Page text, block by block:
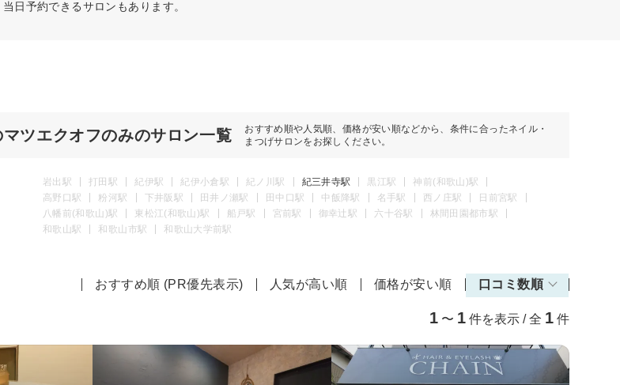
日予約できるサロンもあります。
ツエクオフのみのサロン一覧
おすすめ順や人気順、価格が安い順などから、条件に合ったネイル・
まつげサロンをお探しください。
岩出駅 打田駅 紀伊駅 紀伊小倉駅 紀ノ川駅 紀三井寺駅 黒江駅
神前(和歌山)駅
高野口駅
粉河駅 下井阪駅 田井ノ瀬駅 田中口駅 中飯降駅 名手駅 西ノ庄駅
日前宮駅
八幡前(和歌山)駅
東松江(和歌山)駅 船戸駅 宮前駅 御幸辻駅 六十谷駅
林間田園都市駅
和歌山駅
和歌山市駅 和歌山大学前駅
おすすめ順 (PR優先表示) 人気が高い順 価格が安い順 口コミ数順
1 〜 1 件を表示 / 全 1 件